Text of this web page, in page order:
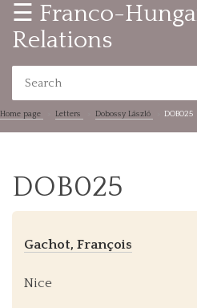
☰ Franco-
Relations
Home page Letters Dobossy László DOB025
DOB025
Gachot, François
Nice